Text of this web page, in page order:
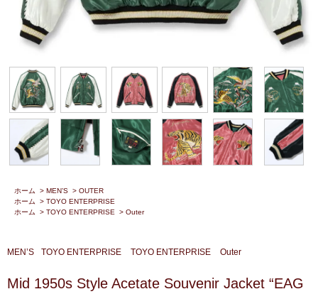
ホーム > MEN’S > OUTER
ホーム
> TOYO ENTERPRISE
ホーム
> TOYO ENTERPRISE > Outer
MEN’S TOYO ENTERPRISE TOYO ENTERPRISE Outer
Mid 1950s Style Acetate Souvenir Jacket “EAG